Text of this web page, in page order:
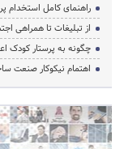
راهنمای کامل استخدام
از تبلیغات تا همراهی
چگونه به پرستار کودک
اهتمام نیکوکار صنعت